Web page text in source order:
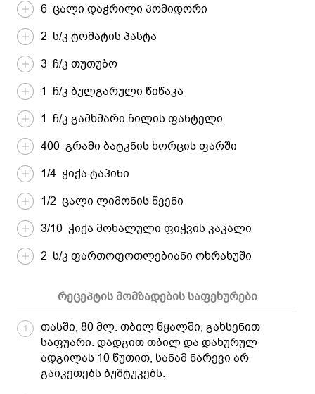
6 ცალი დაჭრილი პომიდორი
2 ს/კ ტომატის პასტა
3 ჩ/კ თუთუბო
1 ჩ/კ ბულგარული წიწაკა
1 ჩ/კ გამხმარი ჩილის ფანტელი
400 გრამი ბატკნის ხორცის ფარში
1/4 ჭიქა ტაჰინი
1/2 ცალი ლიმონის წვენი
3/10 ჭიქა მოხალული ფიჭვის კაკალი
2 ს/კ ფართოფოთლებიანი ოხრახუში
რეცეპტის მომზადების საფეხურები
1
თასში, 80 მლ. თბილ წყალში, გახსენით
საფუარი. დადგით თბილ და დახურულ
ადგილას 10 წუთით, სანამ ნარევი არ
გაიკეთებს ბუშტუკებს.